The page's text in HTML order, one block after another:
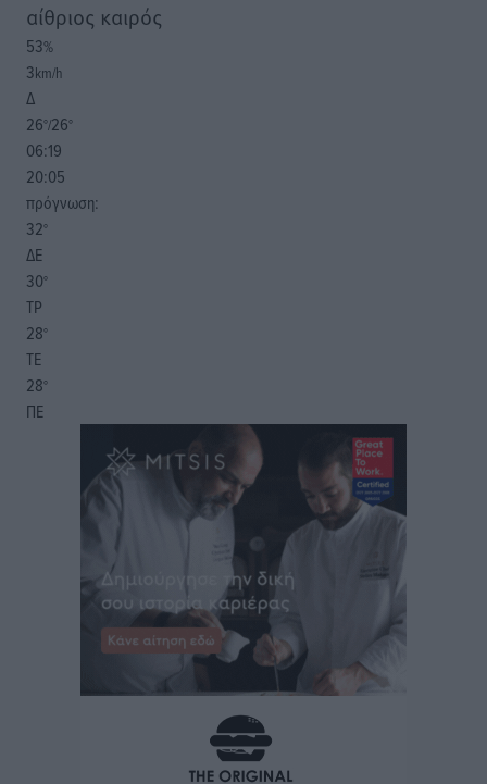
αίθριος καιρός
53%
3km/h
Δ
26°/26°
06:19
20:05
πρόγνωση:
32°
ΔΕ
30°
ΤΡ
28°
ΤΕ
28°
ΠΕ